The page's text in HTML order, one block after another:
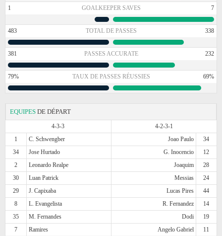
1 GOALKEEPER SAVES 7
483 TOTAL DE PASSES 338
381 PASSES ACCURATE 232
79% TAUX DE PASSES RÉUSSIES 69%
EQUIPES DE DÉPART
4-3-3
4-2-3-1
1
C. Schwengber Joao Paulo
34
34
Jose Hurtado G. Inocencio
12
2
Leonardo Realpe Joaquim
28
30
Luan Patrick Messias
24
29
J. Capixaba Lucas Pires
44
8
L. Evangelista R. Fernandez
14
35
M. Fernandes Dodi
19
7
Ramires Angelo Gabriel
11